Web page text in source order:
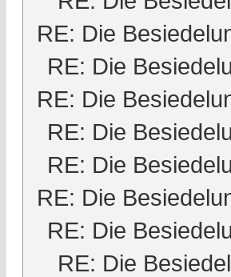
RE: Die
RE: Die
RE: Die
RE: Die
RE: Die
RE: Die
RE: Die
RE: Die